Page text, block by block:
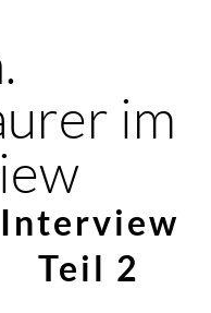
im
Interview
Teil 2